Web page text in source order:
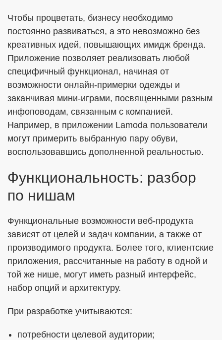
Чтобы процветать, бизнесу необходимо
постоянно развиваться, а это невозможно без
креативных идей, повышающих имидж бренда.
Приложение позволяет реализовать любой
специфичный функционал, начиная от
возможности онлайн-примерки одежды и
заканчивая мини-играми, посвященными разным
инфоповодам, связанным с компанией.
Например, в приложении Lamoda пользователи
могут примерить выбранную пару обуви,
воспользовавшись дополненной реальностью.
Функциональность: разбор
по нишам
Функциональные возможности веб-продукта
зависят от целей и задач компании, а также от
производимого продукта. Более того, клиентские
приложения, рассчитанные на работу в одной и
той же нише, могут иметь разный интерфейс,
набор опций и архитектуру.
При разработке учитываются:
потребности целевой аудитории;